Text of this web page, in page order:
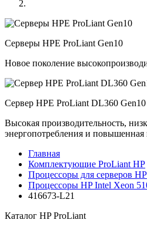
Серверы HPE ProLiant Gen10
Новое поколение
Сервер HPE ProLiant DL360 Gen10
Высокая производительность,
энергопотребления и повышенная
Главная
Комплектующие ProLiant HP
Процессоры для серверов HP
Процессоры HP Intel Xeon
416673-L21
Каталог HP ProLiant